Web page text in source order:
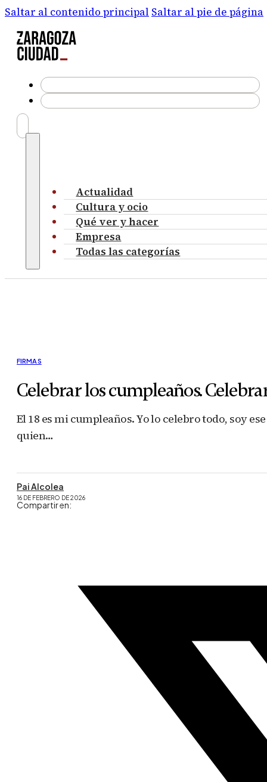
Saltar al contenido principal Saltar al pie de página
Actualidad
Cultura y ocio
Qué ver y hacer
Empresa
Todas las categorías
FIRMAS
Celebrar los cumpleaños.
El 18 es mi cumpleaños. Yo lo celebro todo, soy
quien…
Pai Alcolea
16 DE FEBRERO DE 2026
Compartir en: